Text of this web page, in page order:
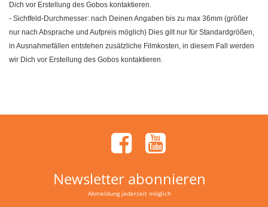
Dich vor Erstellung des Gobos kontaktieren.
- Sichtfeld-Durchmesser: nach Deinen Angaben bis zu max 36mm (größer
nur nach Absprache und Aufpreis möglich) Dies gilt nur für Standardgrößen,
in Ausnahmefällen entstehen zusätzliche Filmkosten, in diesem Fall werden
wir Dich vor Erstellung des Gobos kontaktieren.
Newsletter abonnieren
Abmeldung jederzeit möglich